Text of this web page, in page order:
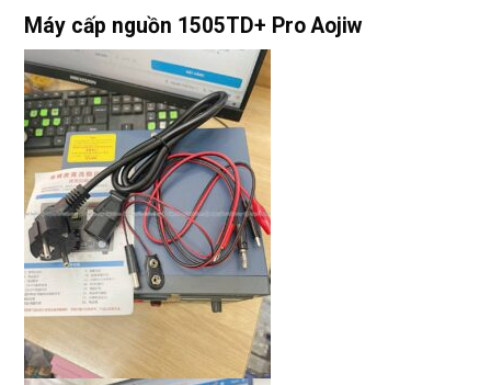
Máy cấp nguồn 1505TD+ Pro Aojiw